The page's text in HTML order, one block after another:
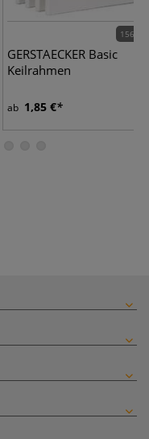
156
GERSTAECKER Basic
Keilrahmen
ab 1,85 €